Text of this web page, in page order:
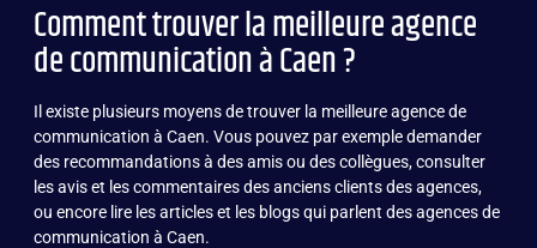
Comment trouver la meilleure agence
de communication à Caen ?
Il existe plusieurs moyens de trouver la meilleure agence de
communication à Caen. Vous pouvez par exemple demander
des recommandations à des amis ou des collègues, consulter
les avis et les commentaires des anciens clients des agences,
ou encore lire les articles et les blogs qui parlent des agences de
communication à Caen.